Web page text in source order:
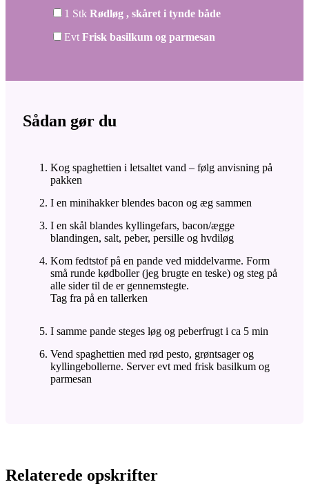
▢
1 Stk Rødløg , skåret i tynde både
▢
Evt Frisk basilkum og parmesan
Sådan gør du
Kog spaghettien i letsaltet vand – følg anvisning på
pakken
I en minihakker blendes bacon og æg sammen
I en skål blandes kyllingefars, bacon/ægge
blandingen, salt, peber, persille og hvdiløg
Kom fedtstof på en pande ved middelvarme. Form
små runde kødboller (jeg brugte en teske) og steg på
alle sider til de er gennemstegte.
Tag fra på en tallerken
I samme pande steges løg og peberfrugt i ca 5 min
Vend spaghettien med rød pesto, grøntsager og
kyllingebollerne. Server evt med frisk basilkum og
parmesan
Relaterede opskrifter